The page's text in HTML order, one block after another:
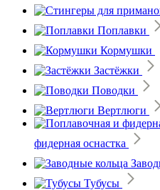
Поплавки
Кормушки
Застёжки
Поводки
Вертлюги
фидерная оснастка
Тубусы